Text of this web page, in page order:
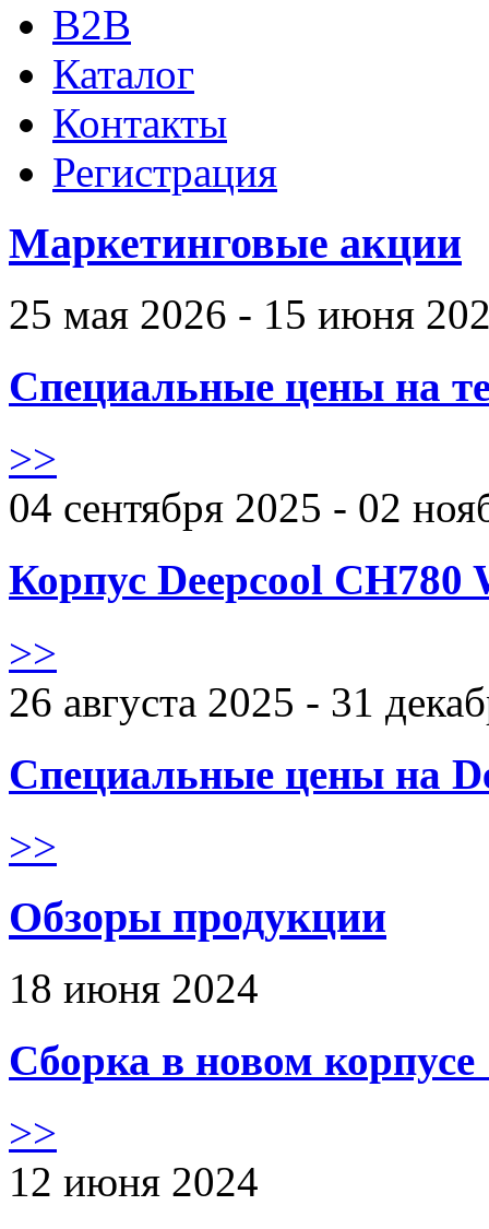
B2B
Каталог
Контакты
Регистрация
Маркетинговые акции
25 мая 2026 - 15 июня
Специальные цены на
>>
04 сентября 2025 - 02
Корпус Deepcool CH780
>>
26 августа 2025 - 31
Специальные цены на
>>
Обзоры продукции
18 июня 2024
Сборка в новом
>>
12 июня 2024